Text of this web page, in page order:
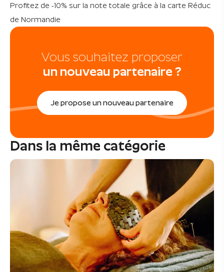
Profitez de -10% sur la note totale grâce à la carte Réduc
de Normandie
Vous souhaitez proposer
un nouveau partenaire ?
Je propose un nouveau partenaire
Dans la même catégorie